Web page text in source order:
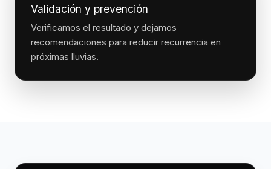
Validación y prevención
Verificamos el resultado y dejamos
recomendaciones para reducir recurrencia en
próximas lluvias.